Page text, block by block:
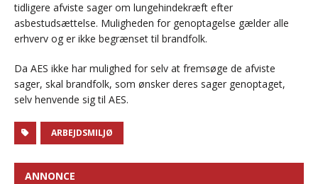
tidligere afviste sager om lungehindekræft efter
asbestudsættelse. Muligheden for genoptagelse gælder alle
erhverv og er ikke begrænset til brandfolk.
Da AES ikke har mulighed for selv at fremsøge de afviste
sager, skal brandfolk, som ønsker deres sager genoptaget,
selv henvende sig til AES.
ARBEJDSMILJØ
ANNONCE